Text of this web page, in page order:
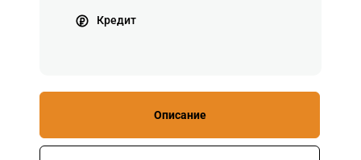
Кредит
Описание